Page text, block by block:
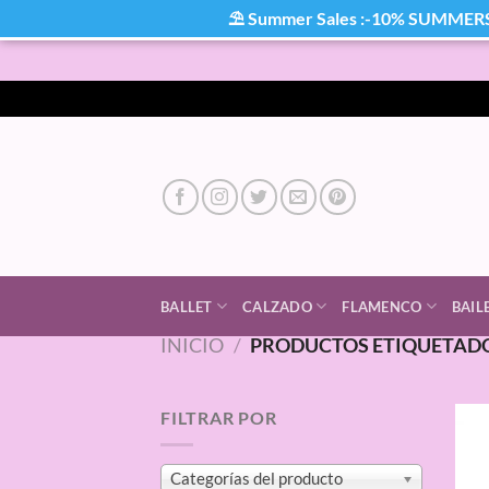
al
BALLET CALZADO FLAMENCO
INICIO / PRODUCTOS
FILTRAR POR
Categorías del producto
⛱ Summer Sales :-10%